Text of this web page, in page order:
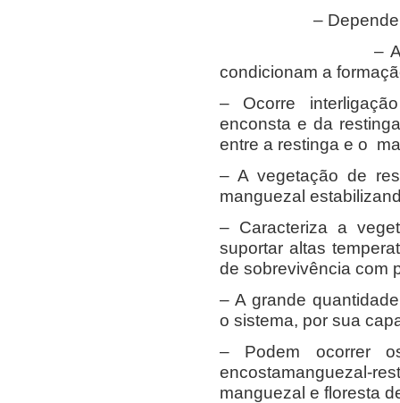
– Depende mais
– As
condicionam a
– Ocorre
enconsta e da
entre a restinga e o
– A vegetação de
manguezal
– Caracteriza a
suportar altas
de sobrevivência com
– A grande
o sistema, por sua
– Podem ocorrer
encostamanguezal-
manguezal e floresta